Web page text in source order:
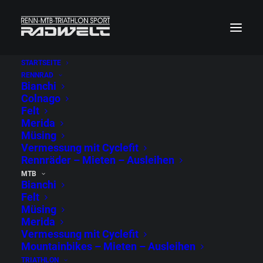
STARTSEITE
RENNRAD
Bianchi
Colnago
Felt
Merida
Müsing
Vermessung mit Cyclefit
Rennräder – Mieten – Ausleihen
MTB
Bianchi
Felt
Müsing
Merida
Vermessung mit Cyclefit
Mountainbikes – Mieten – Ausleihen
TRIATHLON
MTB - Ob Hardtail oder Fully,
Alu, Stahl oder Karbon, bei uns
wirst Du fündig!
Feinste Mountainbikes, bestens ausgestattet bieten
wir Dir von: FELT, BIANCHI, ORBEA, Müsing.
Als Servicecenter in Sachen Federgabel sind wir dein
Ansprechpartner für: ROCK SHOX, MARZZOCHI,
MANITOU. Bei Problemen mit Deiner Shimano,